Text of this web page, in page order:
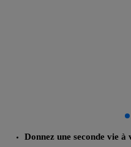
Donnez une seconde vie